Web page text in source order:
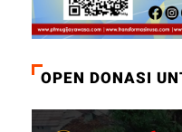
OPEN DONASI